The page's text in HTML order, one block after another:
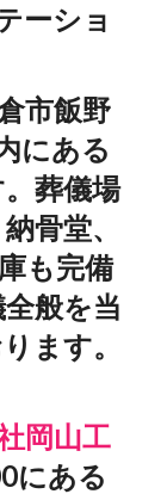
ーショ
市飯野
にある
葬儀場
骨堂、
も完備
般を当
ます。
岡山工
にある